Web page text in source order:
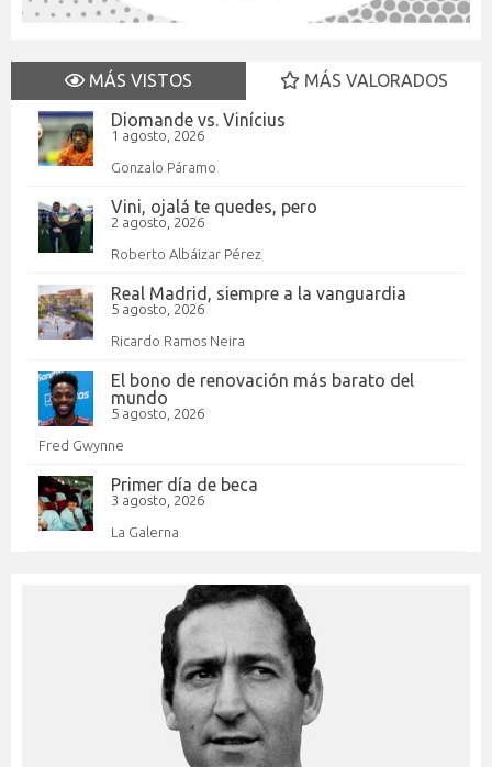
MÁS VISTOS
MÁS VALORADOS
Diomande vs. Vinícius
1 agosto, 2026
Gonzalo Páramo
Vini, ojalá te quedes, pero
2 agosto, 2026
Roberto Albáizar Pérez
Real Madrid, siempre a la vanguardia
5 agosto, 2026
Ricardo Ramos Neira
El bono de renovación más barato del
mundo
5 agosto, 2026
Fred Gwynne
Primer día de beca
3 agosto, 2026
La Galerna